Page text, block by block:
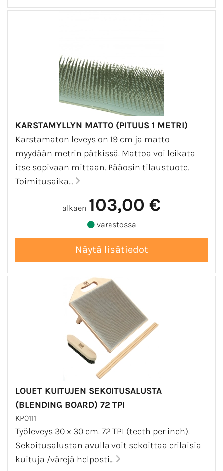
KARSTAMYLLYN MATTO (PITUUS 1 METRI)
Karstamaton leveys on 19 cm ja matto
myydään metrin pätkissä. Mattoa voi leikata
itse sopivaan mittaan. Pääosin tilaustuote.
Toimitusaika...
alkaen 103,00 €
varastossa
LOUET KUITUJEN SEKOITUSALUSTA
(BLENDING BOARD) 72 TPI
KP0111
Työleveys 30 x 30 cm. 72 TPI (teeth per inch).
Sekoitusalustan avulla voit sekoittaa erilaisia
kuituja /värejä helposti...